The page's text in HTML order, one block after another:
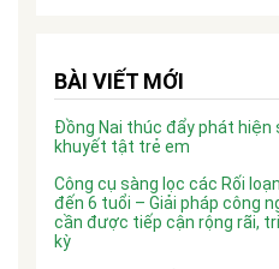
BÀI VIẾT MỚI
Đồng Nai thúc đẩy phát
khuyết tật trẻ em
Công cụ sàng lọc các Rối
đến 6 tuổi – Giải pháp công
cần được tiếp cận rộng rãi,
kỳ